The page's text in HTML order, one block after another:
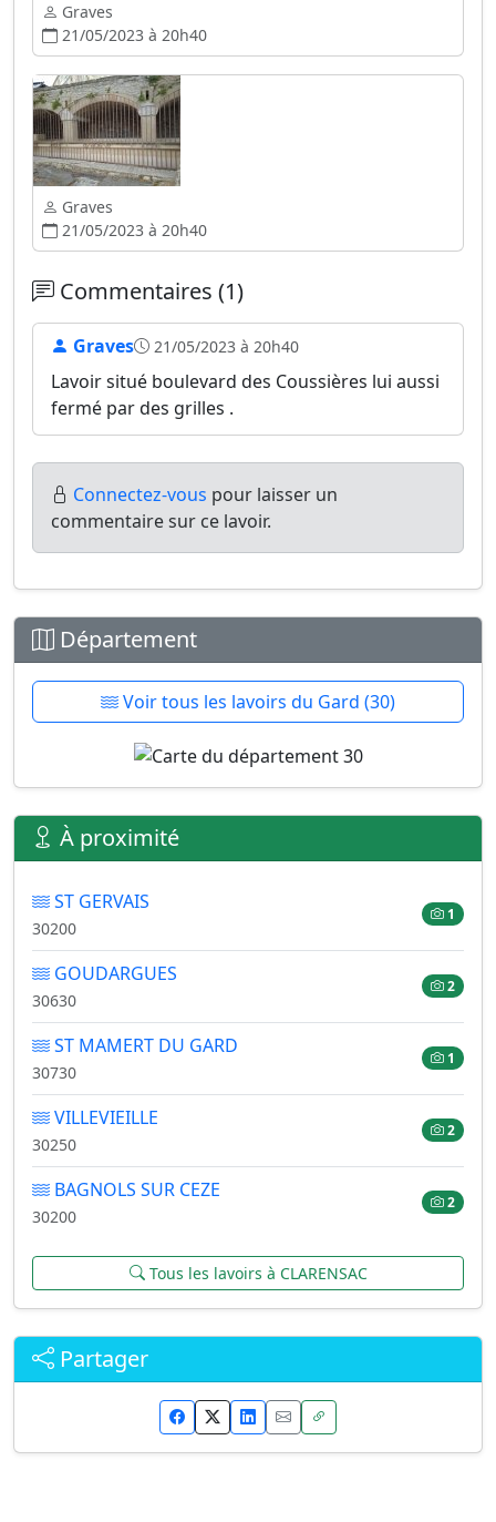
Graves
21/05/2023 à 20h40
Graves
21/05/2023 à 20h40
Commentaires (1)
Graves 21/05/2023 à 20h40
Lavoir situé boulevard des Coussières lui aussi
fermé par des grilles .
Connectez-vous pour laisser un
commentaire sur ce lavoir.
Département
Voir tous les lavoirs du Gard (30)
À proximité
ST GERVAIS
30200
1
GOUDARGUES
30630
2
ST MAMERT DU GARD
30730
1
VILLEVIEILLE
30250
2
BAGNOLS SUR CEZE
30200
2
Tous les lavoirs à CLARENSAC
Partager